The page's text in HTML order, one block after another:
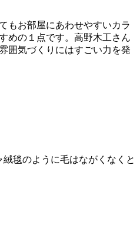
もお部屋にあわせやすいカラ
めの１点です。高野木工さん
囲気づくりにはすごい力を発
毯のように毛はながくなくと